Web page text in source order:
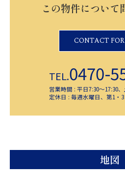
この物件について
CONTACT
TEL.0470-
営業時間 : 平日7:30～17:30
定休日 : 毎週水曜日、第1・
地図